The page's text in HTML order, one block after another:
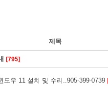
제목
[795]
도우 11 설치 및 수리..905-399-0739